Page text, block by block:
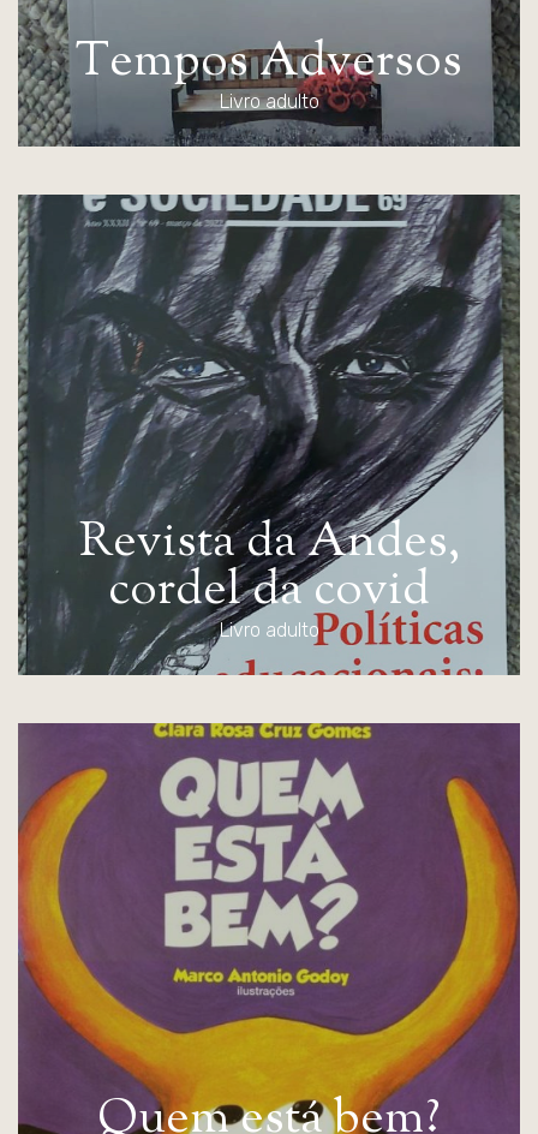
TemposAdversos
Livro adulto
RevistadaAndes,
cordeldacovid
Livro adulto
Quemestábem?